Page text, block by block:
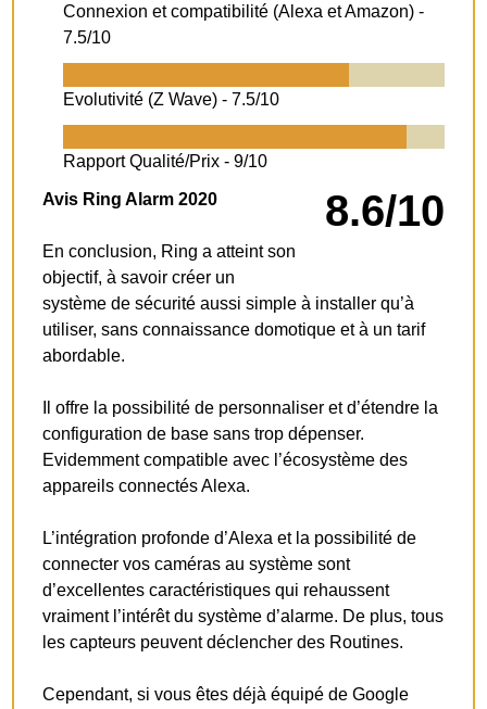
Connexion et compatibilité (Alexa et Amazon) -
7.5/10
Evolutivité (Z Wave) -7.5/10
Rapport Qualité/Prix -9/10
8.6/10
Avis Ring Alarm 2020
En conclusion, Ring a atteint son
objectif, à savoir créer un
système de sécurité aussi simple à installer qu’à
utiliser, sans connaissance domotique et à un tarif
abordable.
Il offre la possibilité de personnaliser et d’étendre la
configuration de base sans trop dépenser.
Evidemment compatible avec l’écosystème des
appareils connectés Alexa.
L’intégration profonde d’Alexa et la possibilité de
connecter vos caméras au système sont
d’excellentes caractéristiques qui rehaussent
vraiment l’intérêt du système d’alarme. De plus, tous
les capteurs peuvent déclencher des Routines.
Cependant, si vous êtes déjà équipé de Google